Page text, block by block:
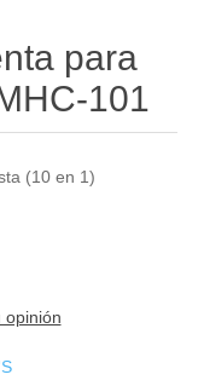
para
101
(10 en 1)
opinión